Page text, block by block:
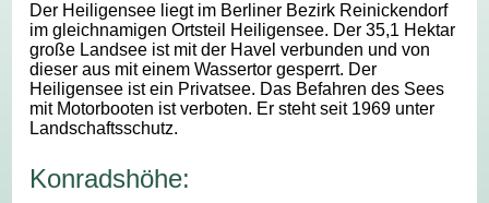
Der Heiligensee liegt im Berliner Bezirk Reinickendorf
im gleichnamigen Ortsteil Heiligensee. Der 35,1 Hektar
große Landsee ist mit der Havel verbunden und von
dieser aus mit einem Wassertor gesperrt. Der
Heiligensee ist ein Privatsee. Das Befahren des Sees
mit Motorbooten ist verboten. Er steht seit 1969 unter
Landschaftsschutz.
Konradshöhe: